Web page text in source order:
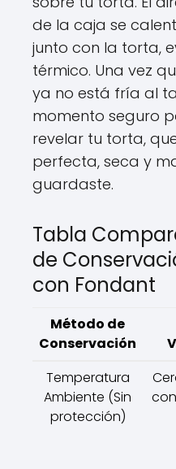
de la caja se
junto con la torta,
térmico. Una vez
ya no está fría al
momento seguro
revelar tu torta,
perfecta, seca y
guardaste.
Tabla
de
con Fondant
Método de
Conservación
Temperatura
Ambiente (Sin
protección)